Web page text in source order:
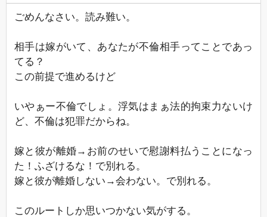
ごめんなさい。読み難い。
相手は嫁がいて、あなたが不倫相手ってことであっ
てる？
この前提で進めるけど
いやぁー不倫でしょ。浮気はまぁ法的拘束力ないけ
ど、不倫は犯罪だからね。
嫁と彼が離婚→お前のせいで慰謝料払うことになっ
た！ふざけるな！で別れる。
嫁と彼が離婚しない→会わない。で別れる。
このルートしか思いつかない気がする。